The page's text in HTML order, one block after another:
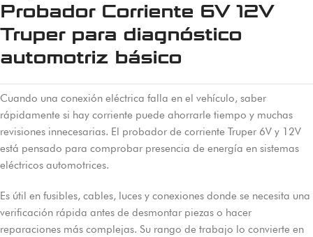
Probador Corriente 6V 12V
Truper para diagnóstico
automotriz básico
Cuando una conexión eléctrica falla en el vehículo, saber
rápidamente si hay corriente puede ahorrarle tiempo y muchas
revisiones innecesarias. El probador de corriente Truper 6V y 12V
está pensado para comprobar presencia de energía en sistemas
eléctricos automotrices.
Es útil en fusibles, cables, luces y conexiones donde se necesita una
verificación rápida antes de desmontar piezas o hacer
reparaciones más complejas. Su rango de trabajo lo convierte en